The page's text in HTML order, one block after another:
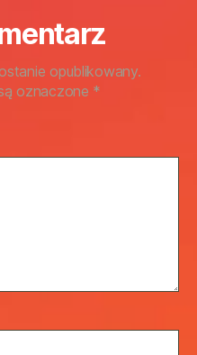
opublikowany.
oznaczone *